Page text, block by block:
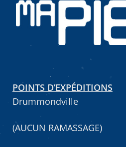
POINTS D’EXPÉDITIONS
Drummondville
(AUCUN RAMASSAGE)